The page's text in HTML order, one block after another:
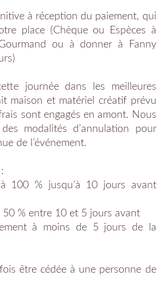
à réception du paiement, qui
place (Chèque ou Espèces à
ou à donner à Fanny
journée dans les meilleures
maison et matériel créatif prévu
sont engagés en amont. Nous
modalités d’annulation pour
de l’événement.
100 % jusqu’à 10 jours avant
50 % entre 10 et 5 jours avant
à moins de 5 jours de la
être cédée à une personne de